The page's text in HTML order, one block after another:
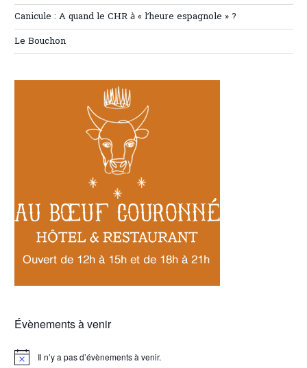
Canicule : A quand le CHR à « l’heure espagnole » ?
Le Bouchon
Évènements à venir
Notice Il n’y a pas d’évènements à venir.